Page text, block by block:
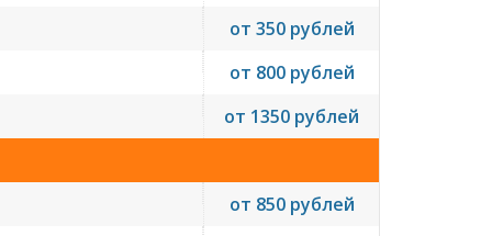
от 350 рублей
от 800 рублей
от 1350 рублей
от 850 рублей